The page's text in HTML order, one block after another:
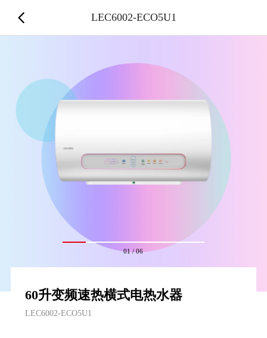
01/06
60升变频速热横式电热水器
LEC6002-ECO5U1
LEC6002-ECO5U1